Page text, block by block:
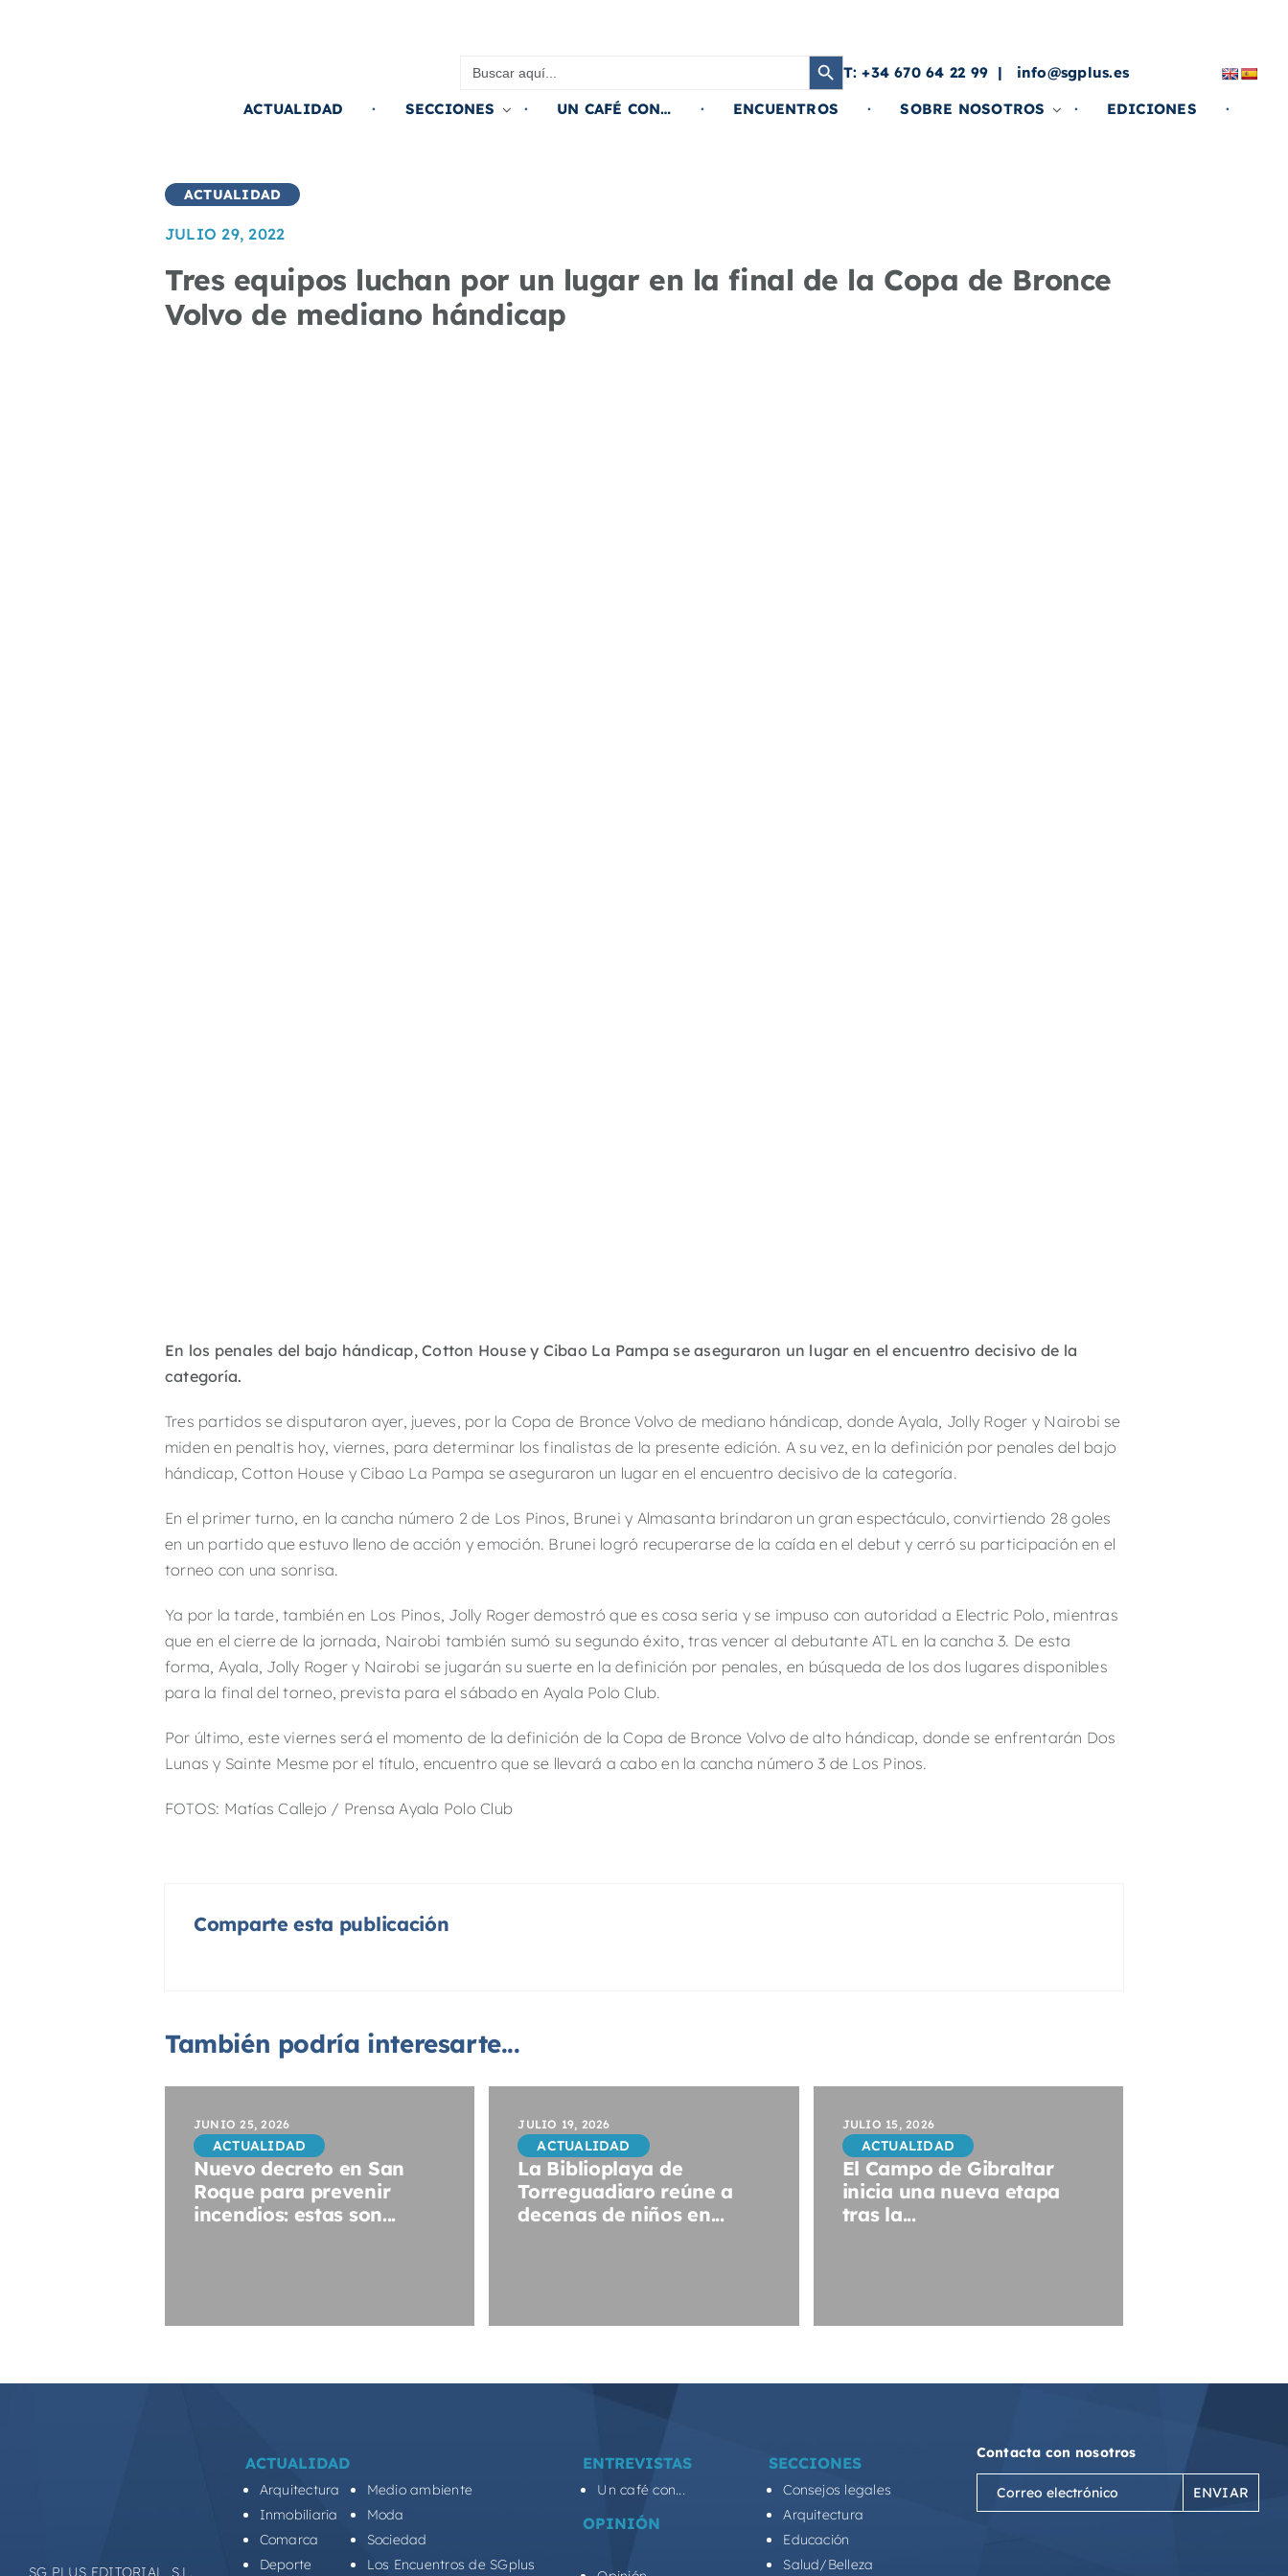
Botón de búsqueda
T: +34 670 64 22 99
info@sgplus.es
ACTUALIDAD
SECCIONES UN CAFÉ CON… ENCUENTROS SOBRE NOSOTROS EDICIONES
ACTUALIDAD
JULIO 29, 2022
Tres equipos luchan por un lugar en la final de la Copa de Bronce
Volvo de mediano hándicap
En los penales del bajo hándicap, Cotton House y Cibao La Pampa se aseguraron un lugar en el encuentro decisivo de la
categoría.
Tres partidos se disputaron ayer, jueves, por la Copa de Bronce Volvo de mediano hándicap, donde Ayala, Jolly Roger y Nairobi se
miden en penaltis hoy, viernes, para determinar los finalistas de la presente edición. A su vez, en la definición por penales del bajo
hándicap, Cotton House y Cibao La Pampa se aseguraron un lugar en el encuentro decisivo de la categoría.
En el primer turno, en la cancha número 2 de Los Pinos, Brunei y Almasanta brindaron un gran espectáculo, convirtiendo 28 goles
en un partido que estuvo lleno de acción y emoción. Brunei logró recuperarse de la caída en el debut y cerró su participación en el
torneo con una sonrisa.
Ya por la tarde, también en Los Pinos, Jolly Roger demostró que es cosa seria y se impuso con autoridad a Electric Polo, mientras
que en el cierre de la jornada, Nairobi también sumó su segundo éxito, tras vencer al debutante ATL en la cancha 3. De esta
forma, Ayala, Jolly Roger y Nairobi se jugarán su suerte en la definición por penales, en búsqueda de los dos lugares disponibles
para la final del torneo, prevista para el sábado en Ayala Polo Club.
Por último, este viernes será el momento de la definición de la Copa de Bronce Volvo de alto hándicap, donde se enfrentarán Dos
Lunas y Sainte Mesme por el título, encuentro que se llevará a cabo en la cancha número 3 de Los Pinos.
FOTOS: Matías Callejo / Prensa Ayala Polo Club
Comparte esta publicación
También podría interesarte...
JUNIO 25, 2026
ACTUALIDAD
Nuevo decreto en San
Roque para prevenir
incendios: estas son...
JULIO 19, 2026
ACTUALIDAD
La Biblioplaya de
Torreguadiaro reúne a
decenas de niños en...
JULIO 15, 2026
ACTUALIDAD
El Campo de Gibraltar
inicia una nueva etapa
tras la...
SG PLUS EDITORIAL, S.L.
ACTUALIDAD
Arquitectura
Inmobiliaria
Comarca
Deporte
Medio ambiente
Moda
Sociedad
Los Encuentros de SGplus
ENTREVISTAS
Un café con...
OPINIÓN
SECCIONES
Consejos legales
Arquitectura
Educación
Salud/Belleza
Contacta con nosotros
Correo
electrónico